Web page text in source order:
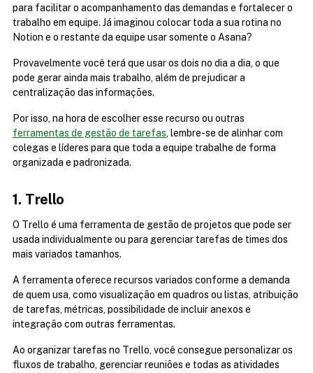
para facilitar o acompanhamento das demandas e fortalecer o
trabalho em equipe. Já imaginou colocar toda a sua rotina no
Notion e o restante da equipe usar somente o Asana?
Provavelmente você terá que usar os dois no dia a dia, o que
pode gerar ainda mais trabalho, além de prejudicar a
centralização das informações.
ferramentas de gestão de tarefas, lembre-se de alinhar com
colegas e líderes para que toda a equipe trabalhe de forma
organizada e padronizada.
1. Trello
O Trello é uma ferramenta de gestão de projetos que pode ser
usada individualmente ou para gerenciar tarefas de times dos
mais variados tamanhos.
A ferramenta oferece recursos variados conforme a demanda
de quem usa, como visualização em quadros ou listas, atribuição
de tarefas, métricas, possibilidade de incluir anexos e
integração com outras ferramentas.
Ao organizar tarefas no Trello, você consegue personalizar os
fluxos de trabalho, gerenciar reuniões e todas as atividades